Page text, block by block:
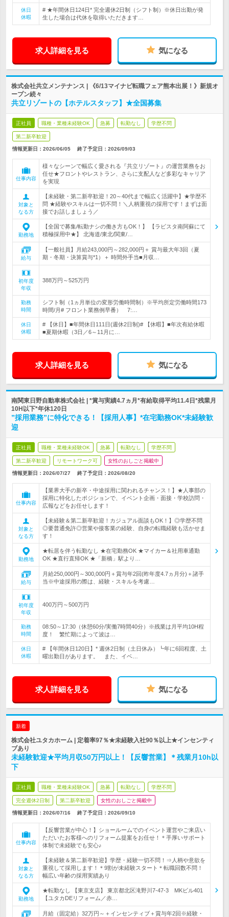
休日
休暇
# ★年間休日124日* 完全週休2日制（シフト制）※休日出勤が発
生した場合は代休を取得いただきます…
求人詳細を見る 気になる
株式会社共立メンテナンス | 《6/13マイナビ転職フェア熊本出展！》新規オ
ープン続々
共立リゾートの【ホテルスタッフ】★全国募集
正社員 職種・業種未経験OK 急募 転勤なし 学歴不問
第二新卒歓迎
情報更新日：2026/06/05 終了予定日： 2026/09/03
仕事内容
様々なシーンで幅広く愛される『共立リゾート』の運営業務をお
任せ★フロントやレストラン、さらに支配人など多彩なキャリア
を実現
対象と
なる方
【未経験・第二新卒歓迎！20～40代まで幅広く活躍中】★学歴不
問 ★経験やスキルは一切不問！＼人柄重視の採用です！まずは面
接でお話しましょう／
勤務地
【全国で募集/転勤ナシの働き方もOK！】 【ラビスタ南阿蘇にて
積極採用中★】 北海道/東北/関東/…
給与
【一般社員】月給243,000円～282,000円＋ 賞与最大年3回（夏
期・冬期・決算賞与*1）＋ 時間外手当■月収…
初年度
年収
388万円～525万円
勤務
時間
シフト制（1ヵ月単位の変形労働時間制）※平均所定労働時間173
時間/月# フロント業務例早番） 7:…
休日
休暇
# 【休日】■年間休日111日(週休2日制)# 【休暇】■年次有給休暇
■夏期休暇（3日／6～11月に…
求人詳細を見る 気になる
南関東日野自動車株式会社 | *賞与実績4.7ヵ月*有給取得平均11.4日*残業月
10H以下*年休120日
”採用業務”に特化できる！【採用人事】*在宅勤務OK*未経験歓
迎
正社員 職種・業種未経験OK 急募 転勤なし 学歴不問
第二新卒歓迎 リモートワーク可 女性のおしごと掲載中
情報更新日：2026/07/27 終了予定日： 2026/08/20
仕事内容
【業界大手の新卒・中途採用に関われるチャンス！】★人事部の
採用に特化したポジションで、イベント企画・面接・学校訪問・
広報などをお任せします！
対象と
なる方
【未経験＆第二新卒歓迎！カジュアル面談もOK！】◎学歴不問
◎要普通免許◎営業や接客業の経験、自身の転職経験も活かせま
す！
勤務地
★転居を伴う転勤なし ★在宅勤務OK ★マイカー＆社用車通勤
OK ★直行直帰OK ★「新橋」駅より…
給与
月給250,000円～300,000円＋賞与年2回(昨年度4.7ヵ月分)＋諸手
当※中途採用の際は、経験・スキルを考慮…
初年度
年収
400万円～500万円
勤務
時間
08:50～17:30（休憩60分/実働7時間40分）※残業は月平均10H程
度！ 繁忙期によって波は…
休日
休暇
# 【年間休日120日】* 週休2日制（土日休み）┗年に6回程度、土
曜出勤日があります。 また、イベ…
求人詳細を見る 気になる
新着
株式会社ユタカホーム | 定着率97％★未経験入社90％以上★インセンティ
ブあり
未経験歓迎★平均月収50万円以上！【反響営業】＊残業月10h以
下
正社員 職種・業種未経験OK 急募 転勤なし 学歴不問
完全週休2日制 第二新卒歓迎 女性のおしごと掲載中
情報更新日：2026/07/16 終了予定日： 2026/09/10
仕事内容
【反響営業が中心！】ショールームでのイベント運営やご来店い
ただいたお客様へのリフォーム提案をお任せ！＊手厚いサポート
体制で未経験でも安心♪
対象と
なる方
【未経験＆第二新卒歓迎】学歴・経験一切不問！⇒人柄や意欲を
重視して採用します！＊9割が未経験スタート＊転職回数不問！
幅広い年齢の採用実績あり
勤務地
★転勤なし 【東京支店】 東京都北区滝野川7-47-3 MKビル401
【ユタカDEリフォーム／赤…
月給（固定給）32万円～＋インセンティブ＋賞与年2回※経験・